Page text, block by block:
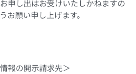
申し出はお受けいたしかねますの
お願い申し上げます。
報の開示請求先＞